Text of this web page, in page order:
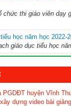
chức thi giáo viên dạy
học năm học 2022-
giáo dục tiểu học
PGDĐT huyện Vĩnh
dựng video bài